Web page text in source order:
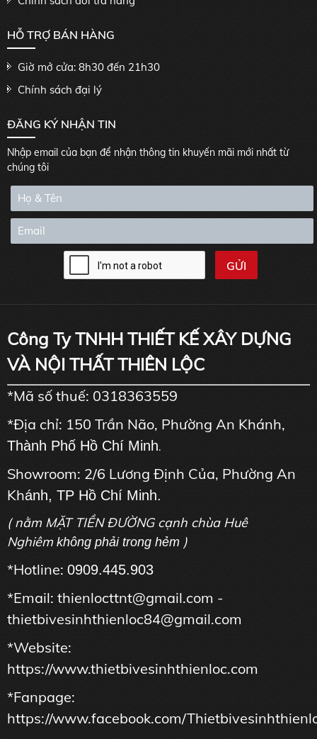
HỖ TRỢ BÁN HÀNG
Giờ mở cửa: 8h30 đến 21h30
Chính sách đại lý
ĐĂNG KÝ NHẬN TIN
Nhập email của bạn để nhận thông tin khuyến mãi mới nhất từ
chúng tôi
Công Ty TNHH THIẾT KẾ XÂY DỰNG
VÀ NỘI THẤT THIÊN LỘC
*Mã số thuế: 0318363559
*Địa chỉ: 150 Trần Não, Phường An Khánh,
Thành Phố Hồ Chí Minh.
Showroom: 2/6 Lương Định Của, Phường An
Khánh, TP Hồ Chí Minh.
( nằm MẶT TIỀN ĐƯỜNG cạnh chùa Huê
Nghiêm không phải trong hẻm )
*Hotline: 0909.445.903
*Email: thienlocttnt@gmail.com -
thietbivesinhthienloc84@gmail.com
*Website:
https://www.thietbivesinhthienloc.com
*Fanpage:
https://www.facebook.com/